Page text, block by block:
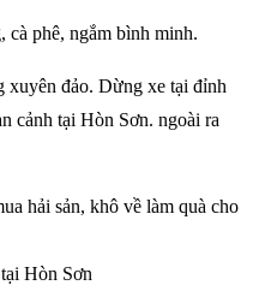
cà phê, ngắm bình minh.
xuyên đảo. Dừng xe tại đỉnh
cảnh tại Hòn Sơn. ngoài ra
hải sản, khô về làm quà cho
Hòn Sơn